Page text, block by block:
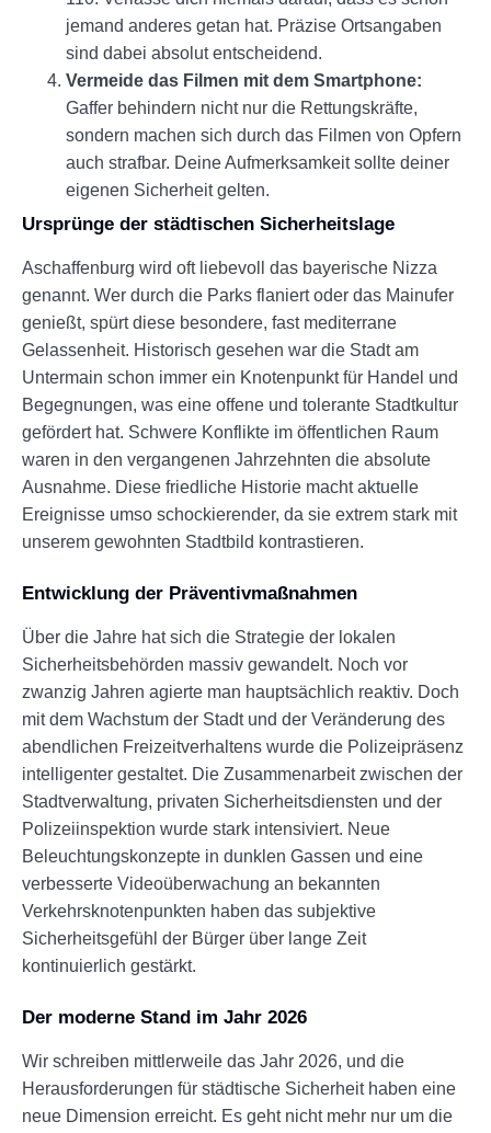
jemand anderes getan hat. Präzise Ortsangaben
sind dabei absolut entscheidend.
Vermeide das Filmen mit dem Smartphone:
Gaffer behindern nicht nur die Rettungskräfte,
sondern machen sich durch das Filmen von Opfern
auch strafbar. Deine Aufmerksamkeit sollte deiner
eigenen Sicherheit gelten.
Ursprünge der städtischen Sicherheitslage
Aschaffenburg wird oft liebevoll das bayerische Nizza
genannt. Wer durch die Parks flaniert oder das Mainufer
genießt, spürt diese besondere, fast mediterrane
Gelassenheit. Historisch gesehen war die Stadt am
Untermain schon immer ein Knotenpunkt für Handel und
Begegnungen, was eine offene und tolerante Stadtkultur
gefördert hat. Schwere Konflikte im öffentlichen Raum
waren in den vergangenen Jahrzehnten die absolute
Ausnahme. Diese friedliche Historie macht aktuelle
Ereignisse umso schockierender, da sie extrem stark mit
unserem gewohnten Stadtbild kontrastieren.
Entwicklung der Präventivmaßnahmen
Über die Jahre hat sich die Strategie der lokalen
Sicherheitsbehörden massiv gewandelt. Noch vor
zwanzig Jahren agierte man hauptsächlich reaktiv. Doch
mit dem Wachstum der Stadt und der Veränderung des
abendlichen Freizeitverhaltens wurde die Polizeipräsenz
intelligenter gestaltet. Die Zusammenarbeit zwischen der
Stadtverwaltung, privaten Sicherheitsdiensten und der
Polizeiinspektion wurde stark intensiviert. Neue
Beleuchtungskonzepte in dunklen Gassen und eine
verbesserte Videoüberwachung an bekannten
Verkehrsknotenpunkten haben das subjektive
Sicherheitsgefühl der Bürger über lange Zeit
kontinuierlich gestärkt.
Der moderne Stand im Jahr 2026
Wir schreiben mittlerweile das Jahr 2026, und die
Herausforderungen für städtische Sicherheit haben eine
neue Dimension erreicht. Es geht nicht mehr nur um die